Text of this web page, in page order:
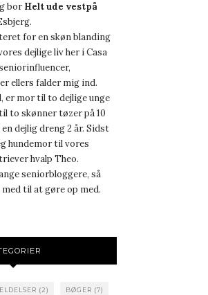
bor Helt ude vestpå
for en skøn blanding
dejlige liv her i Casa
ellers falder mig ind.
er mor til to dejlige unge
to skønner tøzer på 10
dejlig dreng 2 år. Sidst
hundemor til vores
hvalp Theo.
seniorbloggere, så
til at gøre op med.
(2) BØGER (7)